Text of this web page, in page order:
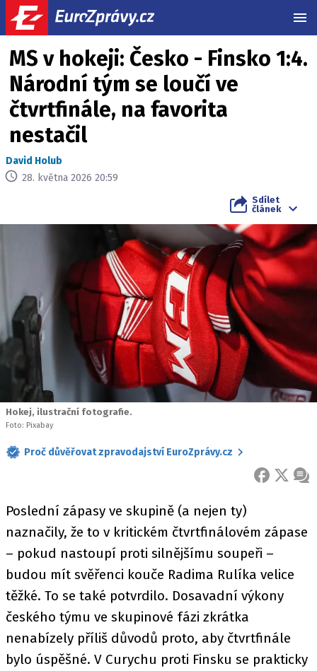
MS v hokeji: Česko - Finsko 1:4.
Národní tým se loučí ve
čtvrtfinále, na favorita
nestačil
David Holub
28. května 2026 20:59
Sdílet
článek
Hokej, ilustrační fotografie.
Foto: Pixabay
Proč důvěřovat zpravodajství EuroZprávy.cz
FACEBOOK
X
Poslední zápasy ve skupině (a nejen ty)
naznačily, že to v kritickém čtvrtfinálovém zápase
– pokud nastoupí proti silnějšímu soupeři –
budou mít svěřenci kouče Radima Rulíka velice
těžké. To se také potvrdilo. Dosavadní výkony
českého týmu ve skupinové fázi zkrátka
nenabízely příliš důvodů proto, aby čtvrtfinále
bylo úspěšné. V Curychu proti Finsku se prakticky